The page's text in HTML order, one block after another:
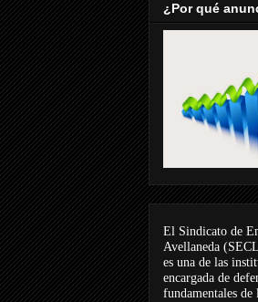
¿Por qué
El Sindicato de
Avellaneda
es una de las
encargada de
fundamentales de